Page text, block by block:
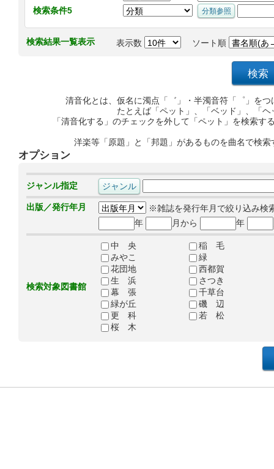
検索条件5
検索結果一覧表示 表示数 ソート順
清音化とは、仮名に濁点「゛」・半濁音符「゜」を
たとえば「ペット」、「ベッド」、「
「清音化する」のチェックを外して「ペット」を検索
洋楽等「原題」と「邦題」があるものを曲名で検
オプション
ジャンル指定
出版／発行年月
※雑誌を発行年月で絞り込み検
年
月から 年
検索対象図書館
中 央
稲 毛
みやこ
緑
花団地
西都賀
生 浜
さつき
幕 張
千草台
緑が丘
磯 辺
更 科
若 松
桜 木